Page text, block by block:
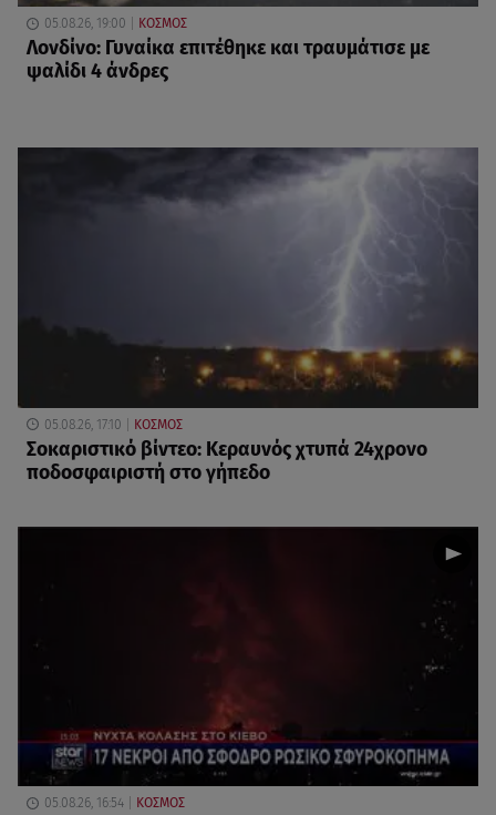
05.08.26, 19:00 ΚΟΣΜΟΣ
Λονδίνο: Γυναίκα επιτέθηκε και τραυμάτισε με
ψαλίδι 4 άνδρες
05.08.26, 17:10 ΚΟΣΜΟΣ
Σοκαριστικό βίντεο: Κεραυνός χτυπά 24χρονο
ποδοσφαιριστή στο γήπεδο
05.08.26, 16:54 ΚΟΣΜΟΣ